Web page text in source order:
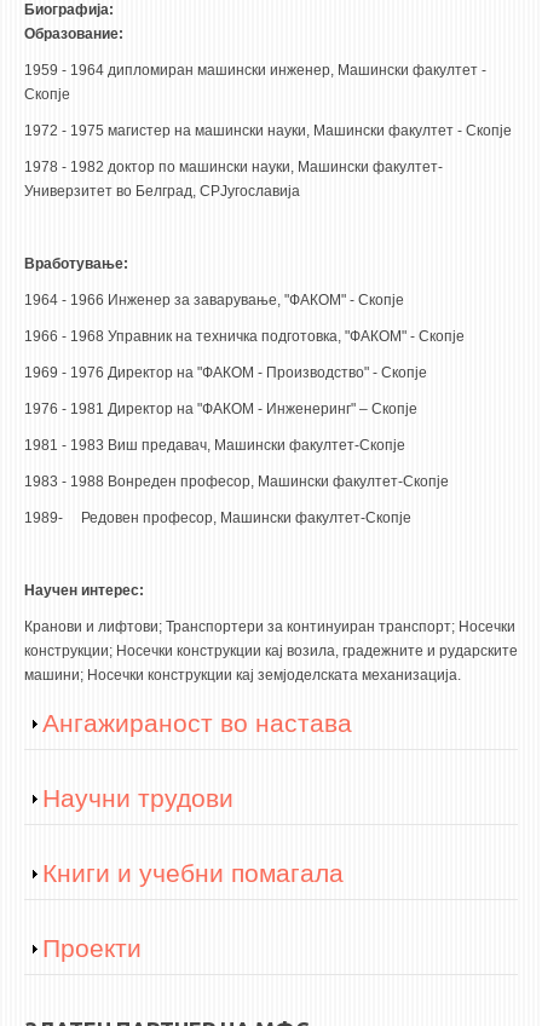
ВОНРЕДНИ ПРОФ.
ДОЦЕНТИ
ЛАБОРАНТИ
IN MEMORIAM
I ЦИКЛУС - ДОДИПЛОМСКИ
II ЦИКЛУС - ПОСЛЕДИПЛОМСКИ
III ЦИКЛУС - ДОКТОРСКИ
МЕЃУНАРОДНА РАЗМЕНА
ЕКВИВАЛЕНЦИИ ОД СТАРИ СТУДИСКИ ПРОГРАМИ
СООПШТЕНИЈА
СТУДЕНТСКА СЛУЖБА
ДА ВИНЧИ МАГАЗИН
СТИПЕНДИИ/ПРАКСИ
КОНТАКТ
Биографија:
Образование:
1959 - 1964 дипломиран машински инженер, Машински факултет -
Скопје
1972 - 1975 магистер на машински науки, Машински факултет - Скопје
1978 - 1982 доктор по машински науки, Машински факултет-
Универзитет во Белград, СРЈугославија
Вработување:
1964 - 1966 Инженер за заварување, "ФАКОМ" - Скопје
1966 - 1968 Управник на техничка подготовка, "ФАКОМ" - Скопје
1969 - 1976 Директор на "ФАКОМ - Производство" - Скопје
1976 - 1981 Директор на "ФАКОМ - Инженеринг" – Скопје
1981 - 1983 Виш предавач, Машински факултет-Скопје
1983 - 1988 Вонреден професор, Машински факултет-Скопје
1989- Редовен професор, Машински факултет-Скопје
Научен интерес:
Кранови и лифтови; Транспортери за континуиран транспорт; Носечки
конструкции; Носечки конструкции кај возила, градежните и рударските
машини; Носечки конструкции кај земјоделската механизација.
Show
Ангажираност во настава
Show
Научни трудови
Show
Книги и учебни помагала
Show
Проекти